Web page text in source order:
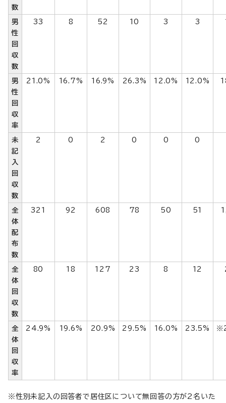
数
男
性
回
収
数
33 8 52 10 3 3
男
性
回
収
率
21.0% 16.7% 16.9% 26.3% 12.0% 12.0%
未
記
入
回
収
数
2 0 2 0 0 0
全
体
配
布
数
321 92 608 78 50 51
全
体
回
収
数
80 18 127 23 8 12
全
体
回
収
率
24.9% 19.6% 20.9% 29.5% 16.0% 23.5%
※性別未記入の回答者で居住区について無回答の方が2名いた